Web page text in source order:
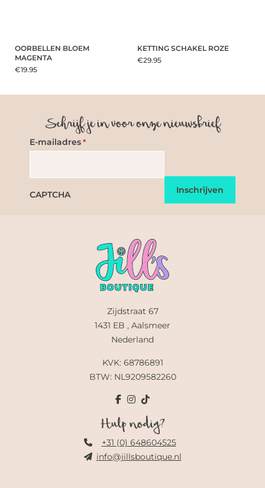
OORBELLEN BLOEM
MAGENTA
€19.95
KETTING SCHAKEL ROZE
€29.95
Schrijf je in voor onze nieuwsbrief
E-mailadres *
CAPTCHA
Zijdstraat 67
1431 EB , Aalsmeer
Nederland
KVK: 68786891
BTW: NL9209582260
Hulp nodig?
+31 (0) 648604525
info@jillsboutique.nl